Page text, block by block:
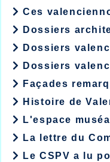
Ces
Dossiers
Dossiers
Dossiers
Façades
Histoire de
L'espace
La lettre du
Le CSPV a lu